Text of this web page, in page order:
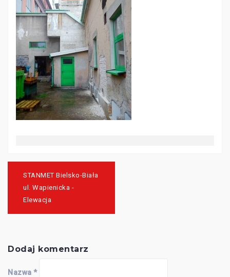
wpisu
STANMET Bielsko-Biała
ul. Wapienicka -
Elewacja
Dodaj komentarz
Nazwa *